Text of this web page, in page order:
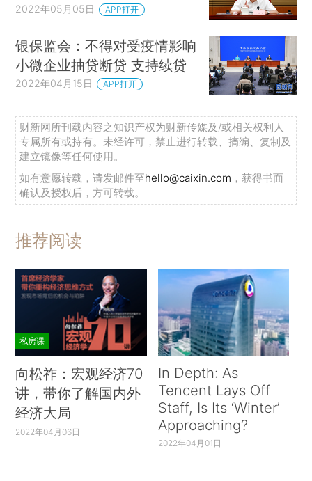
2022年05月05日 APP打开
银保监会：不得对受疫情影响
小微企业抽贷断贷 支持续贷
2022年04月15日 APP打开
财新网所刊载内容之知识产权为财新传媒及/或相关权利人
专属所有或持有。未经许可，禁止进行转载、摘编、复制及
建立镜像等任何使用。
如有意愿转载，请发邮件至hello@caixin.com ，获得书面
确认及授权后，方可转载。
推荐阅读
私房课
向松祚：宏观经济70
讲，带你了解国内外
经济大局
2022年04月06日
In Depth: As
Tencent Lays Off
Staff, Is Its ‘Winter’
Approaching?
2022年04月01日